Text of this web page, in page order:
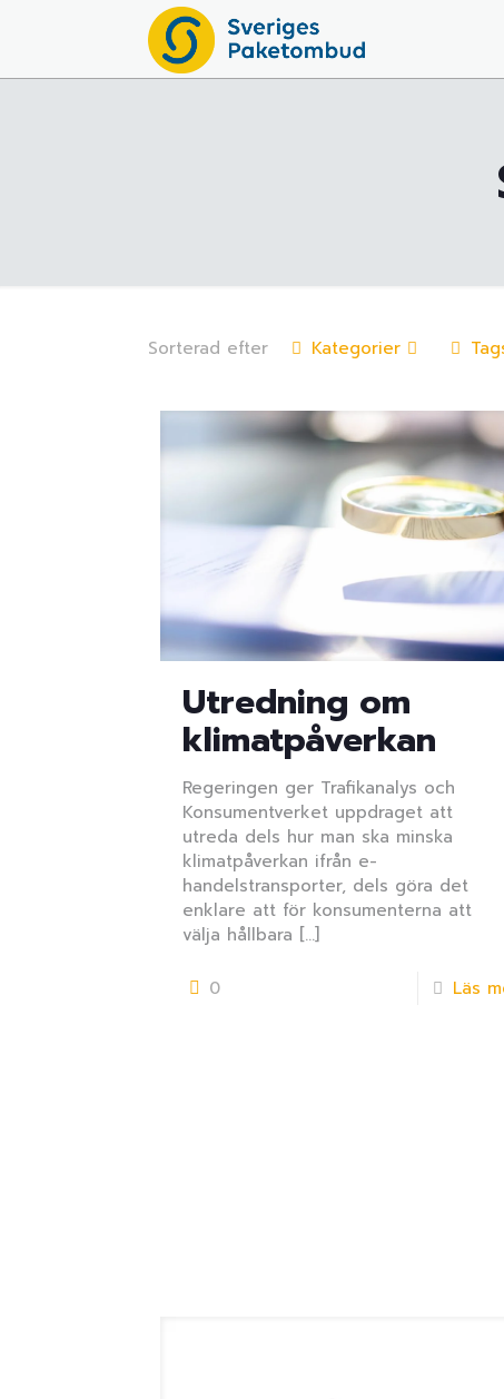
Sorterad efter Kategorier
Utredning om
klimatpåverkan
Regeringen ger Trafikanalys och
Konsumentverket uppdraget att
utreda dels hur man ska minska
klimatpåverkan ifrån e-
handelstransporter, dels göra det
enklare att för konsumenterna att
välja hållbara […]
0 Läs